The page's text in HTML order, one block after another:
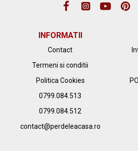
INFORMATII
Contact
Termeni si conditii
Politica Cookies
0799.084.513
0799.084.512
contact@perdeleacasa.ro